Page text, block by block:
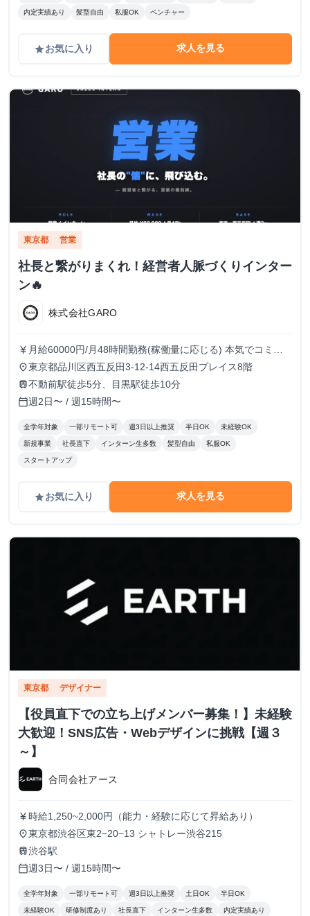
内定実績あり 髪型自由 私服OK ベンチャー
gradeお気に入り 求人を見る
東京都 営業
社長と繋がりまくれ！経営者人脈づくりインター
ン🔥
株式会社GARO
currency_yen 月給60000円/月48時間勤務(稼働量に応じる) 本気でコミッ
トすれば、学生でも圧倒的な実績と報酬を得られる環境で
す！
place東京都品川区西五反田3-12-14西五反田プレイス8階
train不動前駅徒歩5分、目黒駅徒歩10分
calendar_today週2日〜 / 週15時間〜
全学年対象 一部リモート可 週3日以上推奨 半日OK 未経験OK
新規事業 社長直下 インターン生多数 髪型自由 私服OK
スタートアップ
gradeお気に入り 求人を見る
東京都 デザイナー
【役員直下での立ち上げメンバー募集！】未経験
大歓迎！SNS広告・Webデザインに挑戦【週３
～】
合同会社アース
currency_yen 時給1,250~2,000円（能力・経験に応じて昇給あり）
place東京都渋谷区東2−20−13 シャトレー渋谷215
train渋谷駅
calendar_today週3日〜 / 週15時間〜
全学年対象 一部リモート可 週3日以上推奨 土日OK 半日OK
未経験OK 研修制度あり 社長直下 インターン生多数 内定実績あり